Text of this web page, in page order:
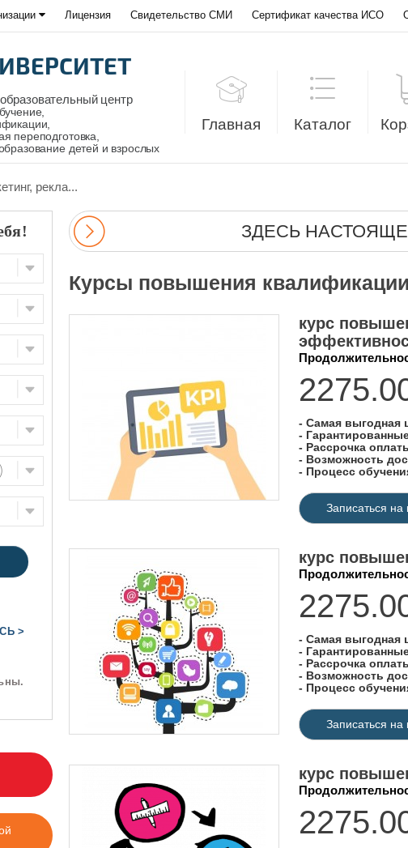
Лицензия Свидетельство СМИ Сертификат качества ИСО
центр
переподготовка,
детей и взрослых
Главная Каталог
рекла...
>
ЗДЕСЬ
Курсы повышения
курс
- Самая выгодная
-
- Рассрочка
- Возможность
- Процесс
Записаться на
курс
- Самая выгодная
-
- Рассрочка
- Возможность
- Процесс
Записаться на
курс